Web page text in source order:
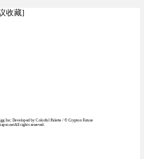
收藏]
Inc. Developed by Colorful Palette / © Crypton Future
rights reserved.